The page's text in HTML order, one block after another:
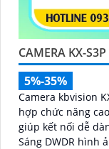
CAMERA KX-
5%-35%
Camera kbvision
hợp chức năng
giúp kết nối dễ dàng với đầu
Sáng DWDR hình